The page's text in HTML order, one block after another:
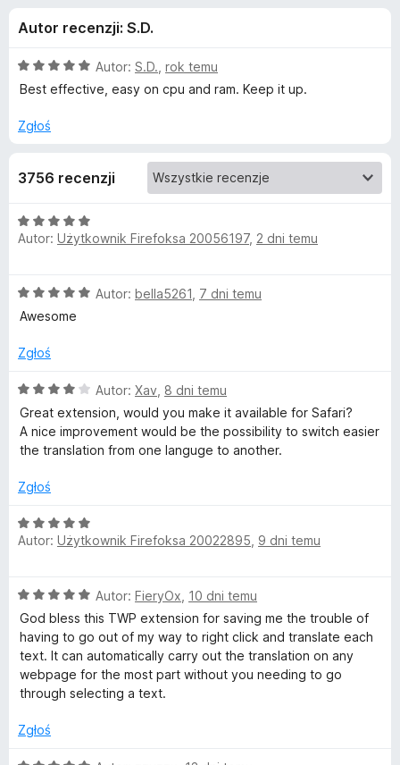
e
f
x
e
d
d
a
k
T
W
-
r
a
n
Autor recenzji: S.D.
O
c
n
5
5
Autor: S.D. rok temu
Best effective, easy on cpu and ram. Keep it up.
Zgłoś
3756 recenzji
O
c
a
/
Autor: Użytkownik Firefoksa 20056197, 2 dni temu
O
c
n
:
5
5
Autor: bella5261 7 dni temu
Awesome
Zgłoś
O
c
e
n
:
/
5
Autor: Xav 8 dni temu
Great extension, would you make it available for Safari?
A nice improvement would be the possibility to switch easier
the translation from one languge to another.
Zgłoś
O
c
a
:
5
/
5
Autor: Użytkownik Firefoksa 20022895 9 dni temu
O
c
e
n
a
:
/
Autor: FieryOx 10 dni temu
God bless this TWP extension for saving me the trouble of
having to go out of my way to right click and translate each
text. It can automatically carry out the translation on any
webpage for the most part without you needing to go
through selecting a text.
Zgłoś